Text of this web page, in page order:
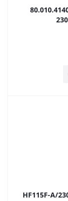
80.010.4140.0 модуль
HF115F-A/230-2Z4A реле 2C